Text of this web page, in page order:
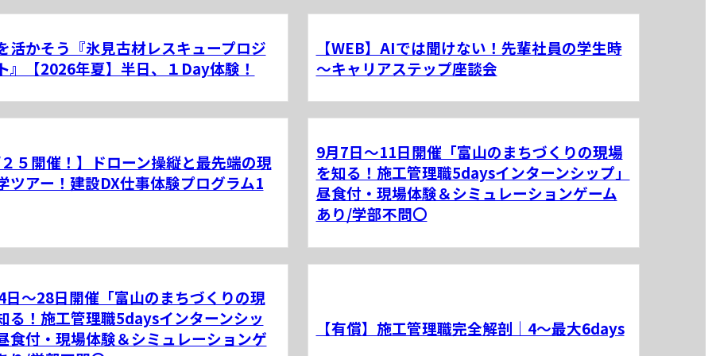
活かそう『氷見古材レスキュープロジ
』【2026年夏】半日、１Day体験！
【WEB】AIでは聞けない！先輩社員の学生時
～キャリアステップ座談会
５開催！】ドローン操縦と最先端の現
ツアー！建設DX仕事体験プログラム1
9月7日～11日開催「富山のまちづくりの現場
を知る！施工管理職5daysインターンシップ」
昼食付・現場体験＆シミュレーションゲーム
あり/学部不問〇
日～28日開催「富山のまちづくりの現
る！施工管理職5daysインターンシッ
食付・現場体験＆シミュレーションゲ
【有償】施工管理職完全解剖｜4～最大6days